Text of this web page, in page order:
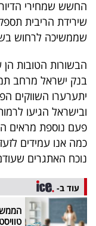
החשש שמחירי
שירידת הריבית
שממשיכה לרחוש
הבשורות הטובות
בנק ישראל מרחב
יתערערו השווקים
ובישראל הגיעו
פעם נוספת מראים
כמה אנו עמידים
נוכח האתגרים
עוד ב-